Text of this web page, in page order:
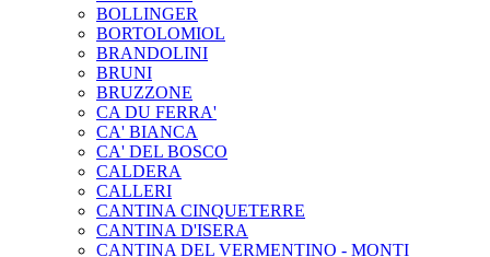
BOLLINGER
BORTOLOMIOL
BRANDOLINI
BRUNI
BRUZZONE
CA DU FERRA'
CA' BIANCA
CA' DEL BOSCO
CALDERA
CALLERI
CANTINA CINQUETERRE
CANTINA D'ISERA
CANTINA DEL VERMENTINO - MONTI